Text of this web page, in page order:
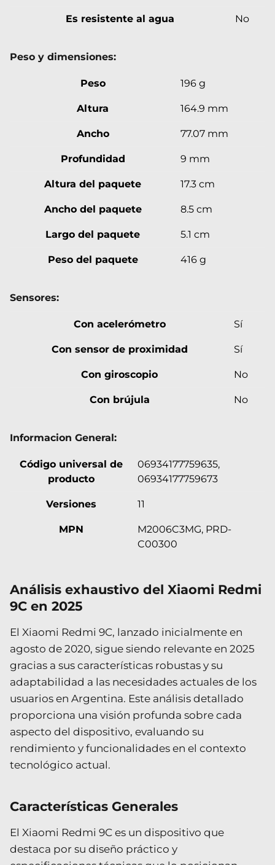
Es resistente al agua No
Peso y dimensiones:
Peso 196 g
Altura 164.9 mm
Ancho 77.07 mm
Profundidad 9 mm
Altura del paquete 17.3 cm
Ancho del paquete 8.5 cm
Largo del paquete 5.1 cm
Peso del paquete 416 g
Sensores:
Con acelerómetro Sí
Con sensor de proximidad Sí
Con giroscopio No
Con brújula No
Informacion General:
Código universal de
producto
06934177759635,
06934177759673
Versiones 11
MPN
M2006C3MG, PRD-
C00300
Análisis exhaustivo del Xiaomi Redmi
9C en 2025
El Xiaomi Redmi 9C, lanzado inicialmente en
agosto de 2020, sigue siendo relevante en 2025
gracias a sus características robustas y su
adaptabilidad a las necesidades actuales de los
usuarios en Argentina. Este análisis detallado
proporciona una visión profunda sobre cada
aspecto del dispositivo, evaluando su
rendimiento y funcionalidades en el contexto
tecnológico actual.
Características Generales
El Xiaomi Redmi 9C es un dispositivo que
destaca por su diseño práctico y